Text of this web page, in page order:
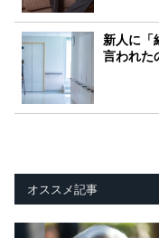
新人に「
言われ
オススメ記事